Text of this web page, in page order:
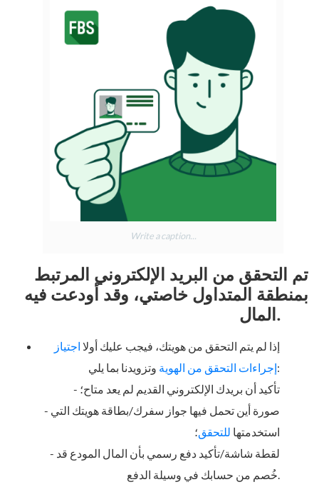
Write a caption...
تم التحقق من البريد الإلكتروني المرتبط
بمنطقة المتداول خاصتي، وقد أودعت فيه
المال.
إذا لم يتم التحقق من هويتك، فيجب عليك أولا اجتياز
إجراءات التحقق من الهويةوتزويدنا بما يلي:
- تأكيد أن بريدك الإلكتروني القديم لم يعد متاح؛
- صورة أين تحمل فيها جواز سفرك/بطاقة هويتك التي
استخدمتها للتحقق؛
- لقطة شاشة/تأكيد دفع رسمي بأن المال المودع قد
خُصم من حسابك في وسيلة الدفع.